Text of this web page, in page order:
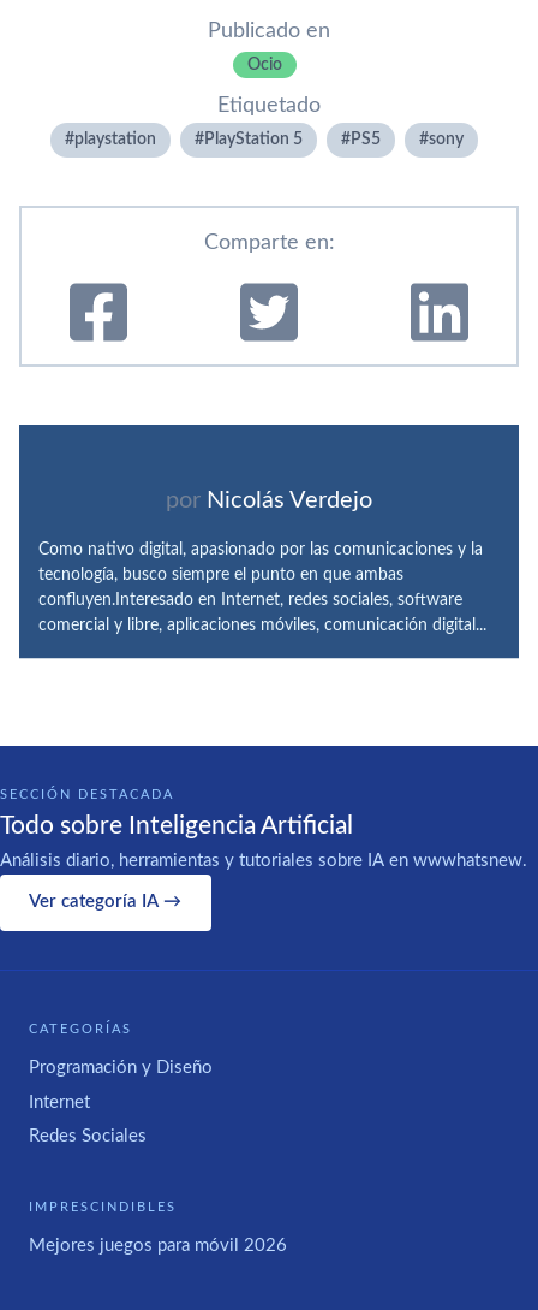
Publicado en
Ocio
Etiquetado
playstation PlayStation 5 PS5 sony
Comparte en:
por Nicolás Verdejo
Como nativo digital, apasionado por las comunicaciones y la
tecnología, busco siempre el punto en que ambas
confluyen.Interesado en Internet, redes sociales, software
comercial y libre, aplicaciones móviles, comunicación digital...
SECCIÓN DESTACADA
Todo sobre Inteligencia Artificial
Análisis diario, herramientas y tutoriales sobre IA en wwwhatsnew.
Ver categoría IA →
CATEGORÍAS
Programación y Diseño
Internet
Redes Sociales
IMPRESCINDIBLES
Mejores juegos para móvil 2026